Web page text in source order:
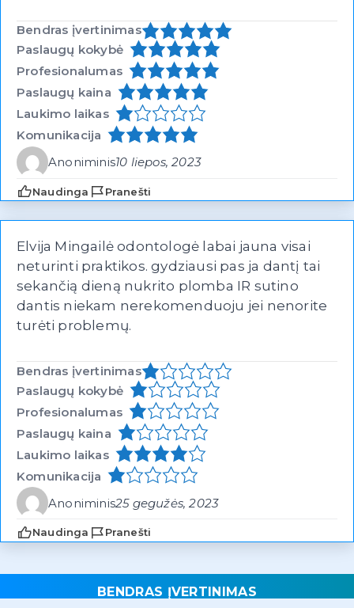
Bendras įvertinimas
Paslaugų kokybė
Profesionalumas
Paslaugų kaina
Laukimo laikas
Komunikacija
Anoniminis10 liepos, 2023
Naudinga Pranešti
Elvija Mingailė odontologė labai jauna visai
neturinti praktikos. gydziausi pas ja dantį tai
sekančią dieną nukrito plomba IR sutino
dantis niekam nerekomenduoju jei nenorite
turėti problemų.
Bendras įvertinimas
Paslaugų kokybė
Profesionalumas
Paslaugų kaina
Laukimo laikas
Komunikacija
Anoniminis25 gegužės, 2023
Naudinga Pranešti
BENDRAS ĮVERTINIMAS